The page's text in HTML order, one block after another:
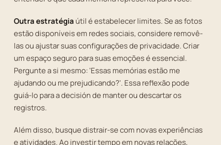
Outra estratégia útil é estabelecer limites. Se as fotos
estão disponíveis em redes sociais, considere removê-
las ou ajustar suas configurações de privacidade. Criar
um espaço seguro para suas emoções é essencial.
Pergunte a si mesmo: 'Essas memórias estão me
ajudando ou me prejudicando?'. Essa reflexão pode
guiá-lo para a decisión de manter ou descartar os
registros.
Além disso, busque distrair-se com novas experiências
e atividades. Ao investir tempo em novas relações,